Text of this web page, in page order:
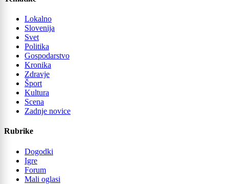
Lokalno
Slovenija
Svet
Politika
Gospodarstvo
Kronika
Zdravje
Šport
Kultura
Scena
Zadnje novice
Rubrike
Dogodki
Igre
Forum
Mali oglasi